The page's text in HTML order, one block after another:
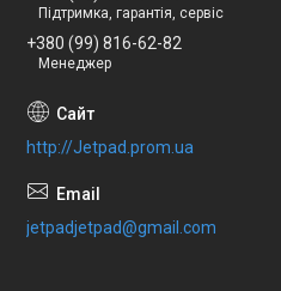
Підтримка, гарантія, сервіс
+380 (99) 816-62-82
Менеджер
http://Jetpad.prom.ua
jetpadjetpad@gmail.com